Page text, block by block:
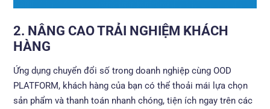
2. NÂNG CAO TRẢI NGHIỆM KHÁCH
HÀNG
Ứng dụng chuyển đổi số trong doanh nghiệp cùng OOD
PLATFORM, khách hàng của bạn có thể thoải mái lựa chọn
sản phẩm và thanh toán nhanh chóng, tiện ích ngay trên các